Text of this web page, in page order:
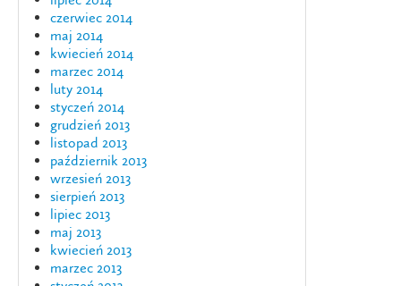
czerwiec 2014
maj 2014
kwiecień 2014
marzec 2014
luty 2014
styczeń 2014
grudzień 2013
listopad 2013
październik 2013
wrzesień 2013
sierpień 2013
lipiec 2013
maj 2013
kwiecień 2013
marzec 2013